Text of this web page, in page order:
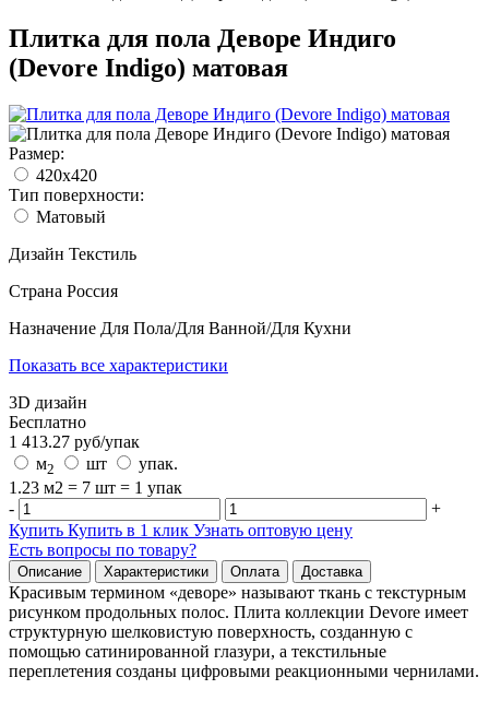
Плитка для пола Деворе Индиго
(Devore Indigo) матовая
Размер:
420х420
Тип поверхности:
Матовый
Дизайн Текстиль
Страна Россия
Назначение Для Пола/Для Ванной/Для Кухни
Показать все характеристики
3D дизайн
Бесплатно
1 413.27 руб/упак
м2 шт
упак.
1.23 м2 = 7 шт = 1 упак
-
+
Купить Купить в 1 клик Узнать оптовую цену
Есть вопросы по товару?
Описание Характеристики Оплата Доставка
Красивым термином «деворе» называют ткань с текстурным
рисунком продольных полос. Плита коллекции Devore имеет
структурную шелковистую поверхность, созданную с
помощью сатинированной глазури, а текстильные
переплетения созданы цифровыми реакционными чернилами.